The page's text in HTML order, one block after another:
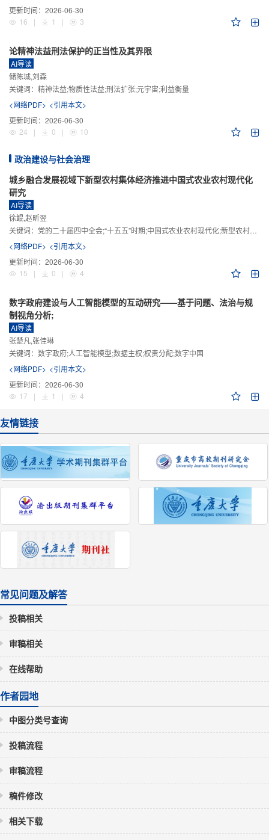
更新时间： 2026-06-30
16
| 1 | 3
论精神法益刑法保护的正当性及其界限
AI导读
储陈城,刘森
关键词： 精神法益;物质性法益;刑法扩张;元宇宙;利益衡量
<网络PDF> <引用本文>
更新时间： 2026-06-30
24
| 0 | 10
政治建设与社会治理
城乡融合发展视域下新型农村集体经济推进中国式农业农村现代化
研究
AI导读
徐鲲,赵昕翌
关键词： 党的二十届四中全会;“十五五”时期;中国式农业农村现代化;新型农村集体经济;城乡融合发展;新质生产力
<网络PDF> <引用本文>
更新时间： 2026-06-30
15
| 0 | 4
数字政府建设与人工智能模型的互动研究——基于问题、法治与规
制视角分析;
AI导读
张楚凡,张佳琳
关键词： 数字政府;人工智能模型;数据主权;权责分配;数字中国
<网络PDF> <引用本文>
更新时间： 2026-06-30
17
| 1 | 4
友情链接
常见问题及解答
投稿相关
审稿相关
在线帮助
作者园地
中图分类号查询
投稿流程
审稿流程
稿件修改
相关下载